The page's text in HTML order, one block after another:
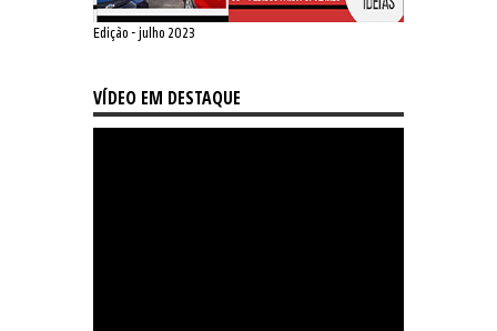
Edição - julho 2023
VÍDEO EM DESTAQUE